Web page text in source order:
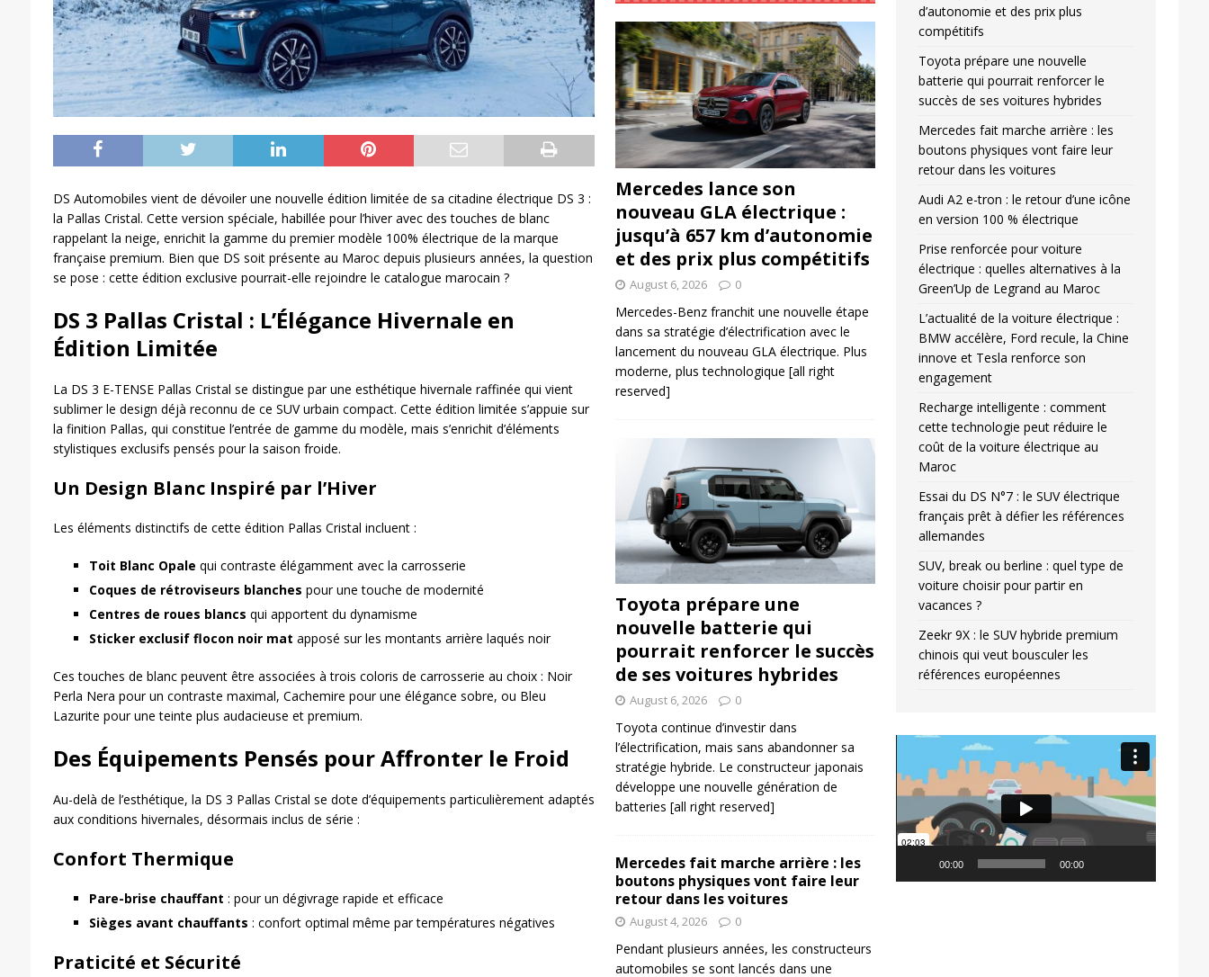
DS Automobiles vient de dévoiler une nouvelle édition limitée de sa citadine électrique DS 3 :
la Pallas Cristal. Cette version spéciale, habillée pour l’hiver avec des touches de blanc
rappelant la neige, enrichit la gamme du premier modèle 100% électrique de la marque
française premium. Bien que DS soit présente au Maroc depuis plusieurs années, la question
se pose : cette édition exclusive pourrait-elle rejoindre le catalogue marocain ?
DS 3 Pallas Cristal : L’Élégance Hivernale en
Édition Limitée
La DS 3 E-TENSE Pallas Cristal se distingue par une esthétique hivernale raffinée qui vient
sublimer le design déjà reconnu de ce SUV urbain compact. Cette édition limitée s’appuie sur
la finition Pallas, qui constitue l’entrée de gamme du modèle, mais s’enrichit d’éléments
stylistiques exclusifs pensés pour la saison froide.
Un Design Blanc Inspiré par l’Hiver
Les éléments distinctifs de cette édition Pallas Cristal incluent :
Toit Blanc Opale qui contraste élégamment avec la carrosserie
Coques de rétroviseurs blanches pour une touche de modernité
Centres de roues blancs qui apportent du dynamisme
Sticker exclusif flocon noir mat apposé sur les montants arrière laqués noir
Ces touches de blanc peuvent être associées à trois coloris de carrosserie au choix : Noir
Perla Nera pour un contraste maximal, Cachemire pour une élégance sobre, ou Bleu
Lazurite pour une teinte plus audacieuse et premium.
Des Équipements Pensés pour Affronter le Froid
Au-delà de l’esthétique, la DS 3 Pallas Cristal se dote d’équipements particulièrement adaptés
aux conditions hivernales, désormais inclus de série :
Confort Thermique
Pare-brise chauffant : pour un dégivrage rapide et efficace
Sièges avant chauffants : confort optimal même par températures négatives
Praticité et Sécurité
Mercedes lance son
nouveau GLA électrique :
jusqu’à 657 km d’autonomie
et des prix plus compétitifs
August 6, 2026 0
Mercedes-Benz franchit une nouvelle étape
dans sa stratégie d’électrification avec le
lancement du nouveau GLA électrique. Plus
moderne, plus technologique [all right
reserved]
Toyota prépare une
nouvelle batterie qui
pourrait renforcer le succès
de ses voitures hybrides
August 6, 2026 0
Toyota continue d’investir dans
l’électrification, mais sans abandonner sa
stratégie hybride. Le constructeur japonais
développe une nouvelle génération de
batteries [all right reserved]
Mercedes fait marche arrière : les
boutons physiques vont faire leur
retour dans les voitures
August 4, 2026 0
Pendant plusieurs années, les constructeurs
automobiles se sont lancés dans une
d’autonomie et des prix plus
compétitifs
Toyota prépare une nouvelle
batterie qui pourrait renforcer le
succès de ses voitures hybrides
Mercedes fait marche arrière : les
boutons physiques vont faire leur
retour dans les voitures
Audi A2 e-tron : le retour d’une icône
en version 100 % électrique
Prise renforcée pour voiture
électrique : quelles alternatives à la
Green’Up de Legrand au Maroc
L’actualité de la voiture électrique :
BMW accélère, Ford recule, la Chine
innove et Tesla renforce son
engagement
Recharge intelligente : comment
cette technologie peut réduire le
coût de la voiture électrique au
Maroc
Essai du DS N°7 : le SUV électrique
français prêt à défier les références
allemandes
SUV, break ou berline : quel type de
voiture choisir pour partir en
vacances ?
Zeekr 9X : le SUV hybride premium
chinois qui veut bousculer les
références européennes
Video
00:00 00:00